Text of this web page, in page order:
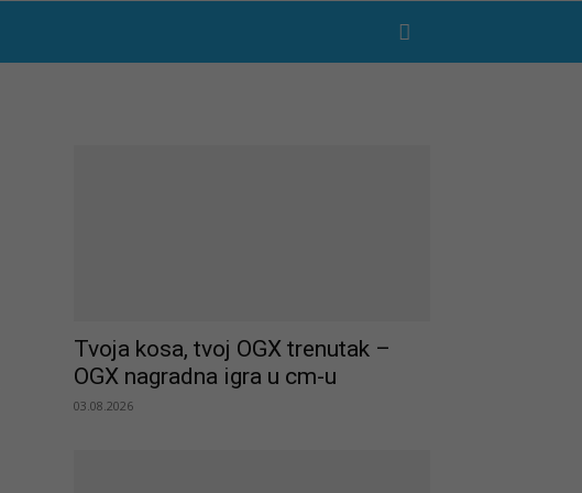
Tvoja kosa, tvoj OGX trenutak –
OGX nagradna igra u cm-u
03.08.2026